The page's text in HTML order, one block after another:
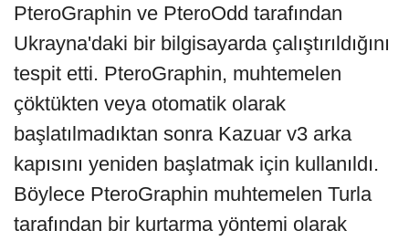
PteroGraphin ve PteroOdd tarafından
Ukrayna'daki bir bilgisayarda çalıştırıldığını
tespit etti. PteroGraphin, muhtemelen
çöktükten veya otomatik olarak
başlatılmadıktan sonra Kazuar v3 arka
kapısını yeniden başlatmak için kullanıldı.
Böylece PteroGraphin muhtemelen Turla
tarafından bir kurtarma yöntemi olarak